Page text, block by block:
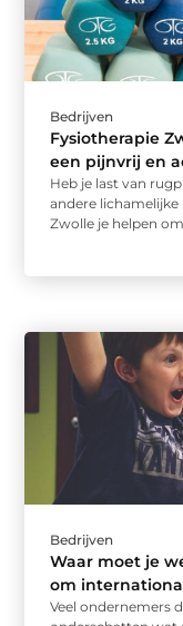
Bedrijven
Fysiotherapie
een pijnvrij en
Heb je last van
andere
Zwolle je helpen
Bedrijven
Waar moet je
om
Veel ondernemers